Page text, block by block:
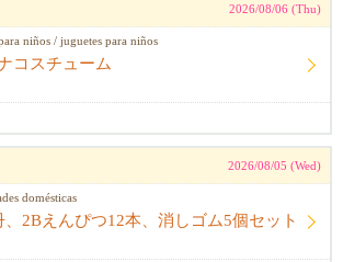
2026/08/06 (Thu)
niños / juguetes para niños
コスチューム
2026/08/05 (Wed)
domésticas
、2Bえんぴつ12本、消しゴム5個セット